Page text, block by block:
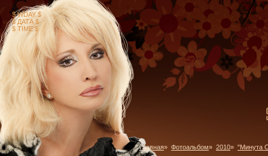
$ WDAY $
$ ДАТА $
$ TIME $
Главная» Фотоальбом» 2010» "Минута